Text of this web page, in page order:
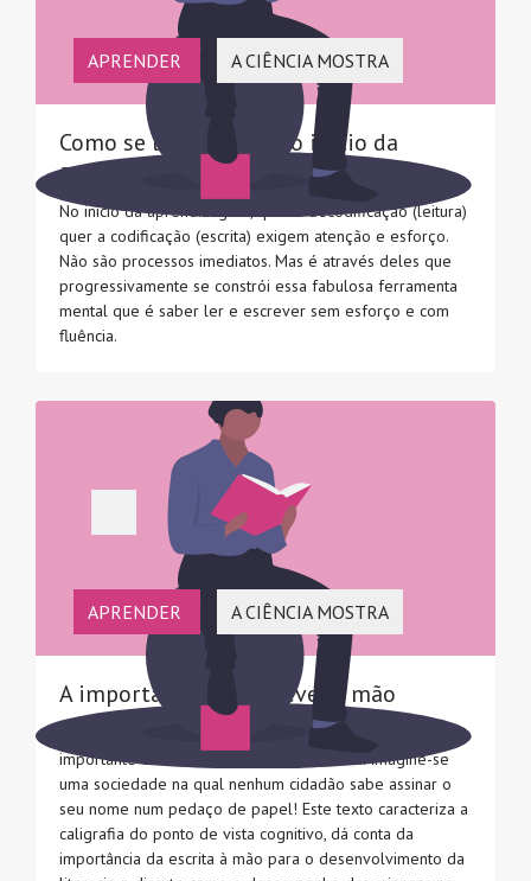
APRENDER A CIÊNCIA MOSTRA
Como se lê e escreve no início da
aprendizagem
No início da aprendizagem, quer a decodificação (leitura)
quer a codificação (escrita) exigem atenção e esforço.
Não são processos imediatos. Mas é através deles que
progressivamente se constrói essa fabulosa ferramenta
mental que é saber ler e escrever sem esforço e com
fluência.
APRENDER A CIÊNCIA MOSTRA
A importância de escrever à mão
A caligrafia, a escrita à mão, é uma competência
importante e definidora da pessoa letrada. Imagine-se
uma sociedade na qual nenhum cidadão sabe assinar o
seu nome num pedaço de papel! Este texto caracteriza a
caligrafia do ponto de vista cognitivo, dá conta da
importância da escrita à mão para o desenvolvimento da